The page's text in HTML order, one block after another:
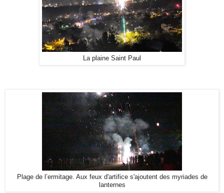
La plaine Saint Paul
Plage de l’ermitage. Aux feux d'artifice s'ajoutent des myriades de
lanternes